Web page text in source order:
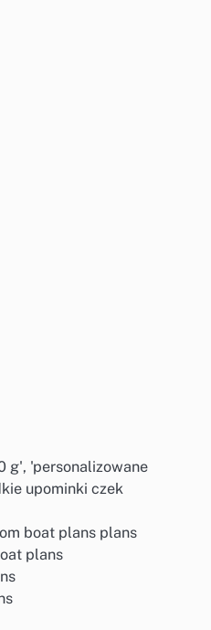
g', 'personalizowane
upominki czek
boat plans plans
plans